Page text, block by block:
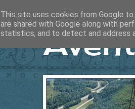
This site uses cookies from Google
are shared with Google along with
statistics, and to detect and address